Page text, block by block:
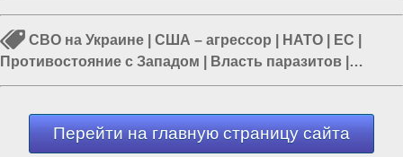
СВО на Украине США – агрессор НАТО ЕС
Противостояние с Западом
Власть паразитов
Политика в мире
Перейти на главную страницу сайта